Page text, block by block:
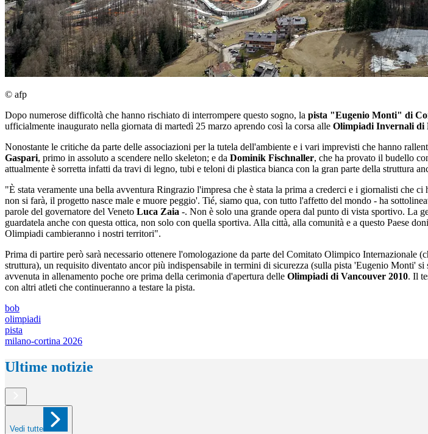
© afp
Dopo numerose difficoltà che hanno rischiato di interrompere questo sogno, la pista "Eugenio Monti" di
ufficialmente inaugurato nella giornata di martedì 25 marzo aprendo così la corsa alle Olimpiadi Invernali di
Nonostante le critiche da parte delle associazioni per la tutela dell'ambiente e i vari imprevisti che hanno
Gaspari, primo in assoluto a scendere nello skeleton; e da Dominik Fischnaller, che ha provato il budello
attualmente è sorretta infatti da travi di legno, tubi e teloni di plastica bianca con la gran parte della struttura
"È stata veramente una bella avventura Ringrazio l'impresa che è stata la prima a crederci e i giornalisti che
non si farà, il progetto nasce male e muore peggio'. Tié, siamo qua, con tutto l'affetto del mondo - ha
parole del governatore del Veneto Luca Zaia -. Non è solo una grande opera dal punto di vista sportivo. La
guardatela anche con questa ottica, non solo con quella sportiva. Alla città, alla comunità e a questo Paese
Olimpiadi cambieranno i nostri territori".
Prima di partire però sarà necessario ottenere l'omologazione da parte del Comitato Olimpico Internazionale
struttura), un requisito diventato ancor più indispensabile in termini di sicurezza (sulla pista 'Eugenio Monti'
avvenuta in allenamento poche ore prima della cerimonia d'apertura delle Olimpiadi di Vancouver 2010. Il
con altri atleti che continueranno a testare la pista.
bob
olimpiadi
pista
milano-cortina 2026
Ultime notizie
Vedi tutte